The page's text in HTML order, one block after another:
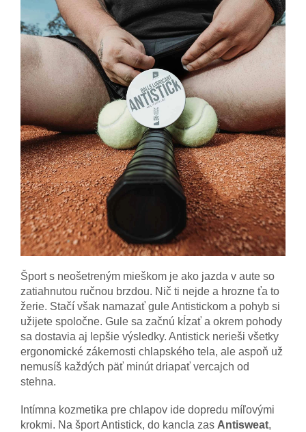
Šport s neošetreným mieškom je ako jazda v aute so
zatiahnutou ručnou brzdou. Nič ti nejde a hrozne ťa to
žerie. Stačí však namazať gule Antistickom a pohyb si
užijete spoločne. Gule sa začnú kĺzať a okrem pohody
sa dostavia aj lepšie výsledky. Antistick nerieši všetky
ergonomické zákernosti chlapského tela, ale aspoň už
nemusíš každých päť minút driapať vercajch od
stehna.
Intímna kozmetika pre chlapov ide dopredu míľovými
krokmi. Na šport Antistick, do kancla zas Antisweat,